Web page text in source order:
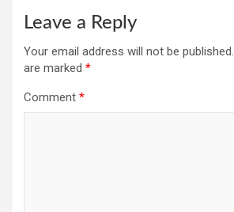
Leave a Reply
Your email address will not be published.
are marked *
Comment *